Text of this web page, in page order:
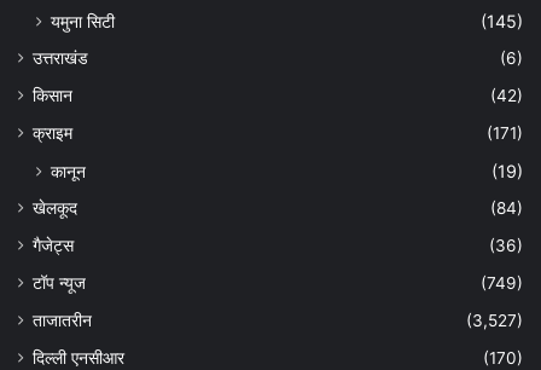
यमुना सिटी
(145)
उत्तराखंड
(6)
किसान
(42)
क्राइम
(171)
कानून (19)
खेलकूद
(84)
गैजेट्स
(36)
टॉप न्यूज
(749)
ताजातरीन
(3,527)
दिल्ली एनसीआर
(170)